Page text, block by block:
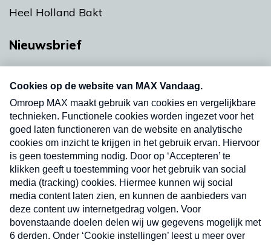
Heel Holland Bakt
Nieuwsbrief
nieuwsbrief. Elke vrijdag- en dinsdagochtend in
uw mailbox.
Verzend